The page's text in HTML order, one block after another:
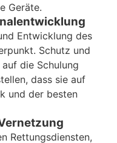
Geräte.
Entwicklung des
Schutz und
die Schulung
dass sie auf
und der besten
Rettungsdiensten,